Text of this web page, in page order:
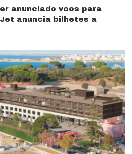
anunciado voos para
anuncia bilhetes a